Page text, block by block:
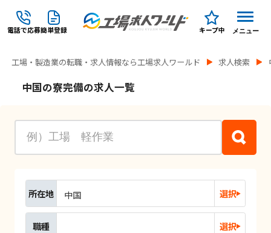
電話で応募簡単登録 キープ中 メニュー
工場・製造業の転職・求人情報なら工場求人ワールド 求人検索
中国の寮完備の求人一覧
所在地 中国 選択
職種 選択